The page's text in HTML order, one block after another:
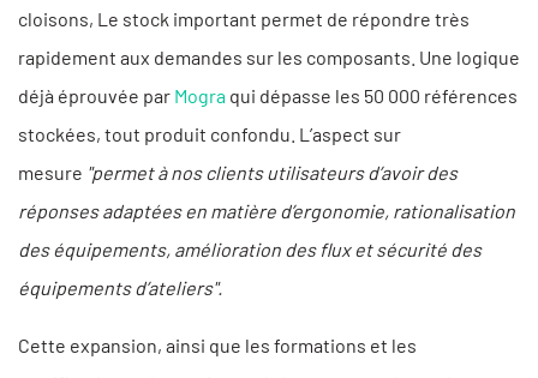
cloisons, Le stock important permet de répondre très
rapidement aux demandes sur les composants. Une logique
déjà éprouvée par Mogra qui dépasse les 50 000 références
stockées, tout produit confondu. L’aspect sur
mesure "permet à nos clients utilisateurs d’avoir des
réponses adaptées en matière d’ergonomie, rationalisation
des équipements, amélioration des flux et sécurité des
équipements d’ateliers".
Cette expansion, ainsi que les formations et les